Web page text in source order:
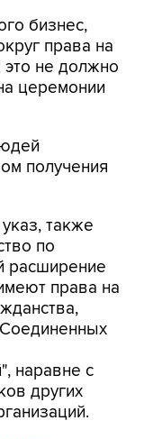
бизнес,
права на
не должно
церемонии
получения
также
по
расширение
права на
наравне с
других